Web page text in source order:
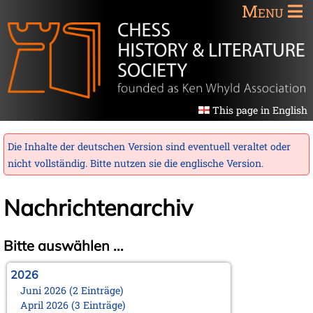
Menu
This page in English
Die Inhalte der deutschen Version sind eventuell veraltet oder
nicht vollständig. Bitte nutzen sie die englische Version.
Nachrichtenarchiv
Bitte auswählen ...
2026
Juni 2026 (2 Einträge)
April 2026 (3 Einträge)